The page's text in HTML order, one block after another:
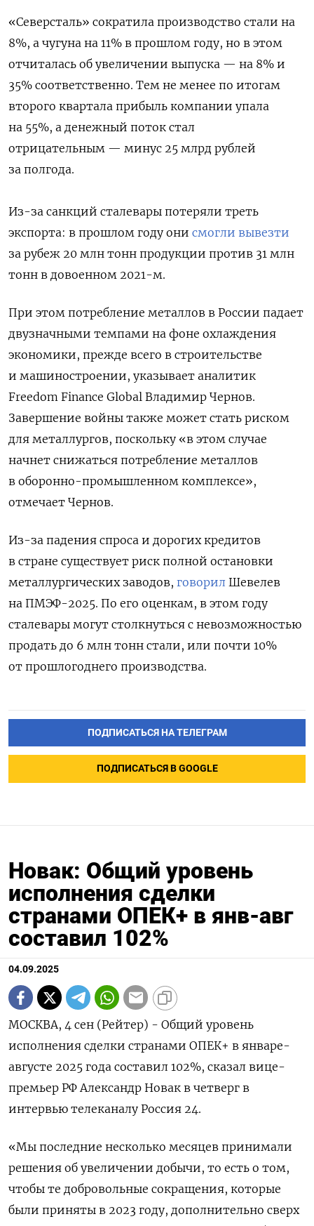
«Северсталь» сократила производство стали на
8%, а чугуна на 11% в прошлом году, но в этом
отчиталась об увеличении выпуска — на 8% и
35% соответственно. Тем не менее по итогам
второго квартала прибыль компании упала
на 55%, а денежный поток стал
отрицательным — минус 25 млрд рублей
за полгода.
Из-за санкций сталевары потеряли треть
экспорта: в прошлом году они смогли вывезти
за рубеж 20 млн тонн продукции против 31 млн
тонн в довоенном 2021-м.
При этом потребление металлов в России падает
двузначными темпами на фоне охлаждения
экономики, прежде всего в строительстве
и машиностроении, указывает аналитик
Freedom Finance Global Владимир Чернов.
Завершение войны также может стать риском
для металлургов, поскольку «в этом случае
начнет снижаться потребление металлов
в оборонно-промышленном комплексе»,
отмечает Чернов.
Из-за падения спроса и дорогих кредитов
в стране существует риск полной остановки
металлургических заводов, говорил Шевелев
на ПМЭФ-2025. По его оценкам, в этом году
сталевары могут столкнуться с невозможностью
продать до 6 млн тонн стали, или почти 10%
от прошлогоднего производства.
ПОДПИСАТЬСЯ НА ТЕЛЕГРАМ
ПОДПИСАТЬСЯ В GOOGLE
Новак: Общий уровень
исполнения сделки
странами ОПЕК+ в янв-авг
составил 102%
04.09.2025
МОСКВА, 4 сен (Рейтер) - Общий уровень
исполнения сделки странами ОПЕК+ в январе-
августе 2025 года составил 102%, сказал вице-
премьер РФ Александр Новак в четверг в
интервью телеканалу Россия 24.
«Мы последние несколько месяцев принимали
решения об увеличении добычи, то есть о том,
чтобы те добровольные сокращения, которые
были приняты в 2023 году, дополнительно сверх